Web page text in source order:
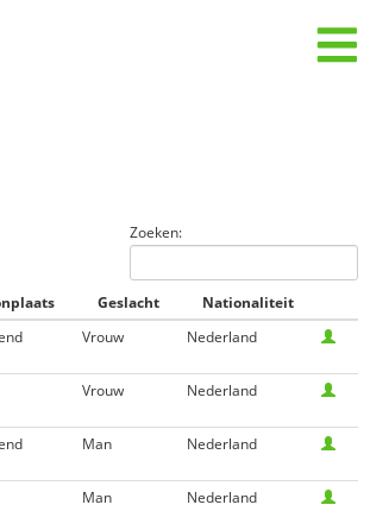
Zoeken:
Geslacht
Nationaliteit
Vrouw Nederland
Vrouw Nederland
Man Nederland
Man Nederland